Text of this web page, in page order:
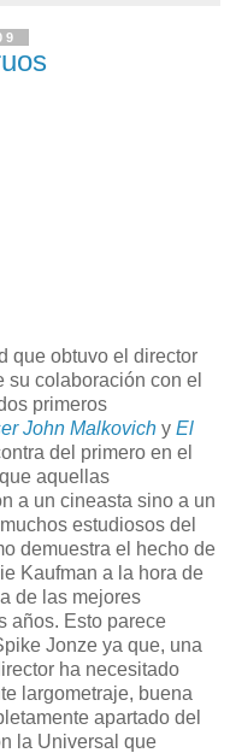
que obtuvo el director
colaboración con el
primeros
John Malkovich y El
del primero en el
aquellas
a un cineasta sino a un
estudiosos del
demuestra el hecho de
Kaufman a la hora de
de las mejores
años. Esto parece
Jonze ya que, una
ha necesitado
largometraje, buena
apartado del
la Universal que